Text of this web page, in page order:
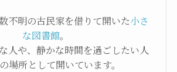
不明の古民家を借りて開いた小さ
な図書館。
人や、静かな時間を過ごしたい人
場所として開いています。